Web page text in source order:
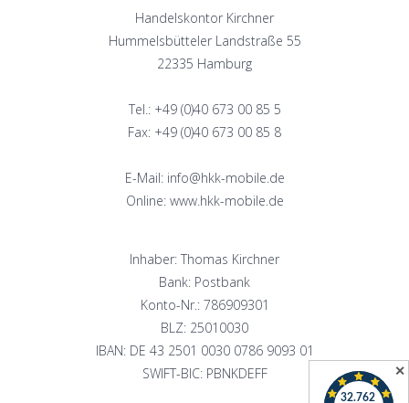
Handelskontor Kirchner
Hummelsbütteler Landstraße 55
22335 Hamburg
Tel.: +49 (0)40 673 00 85 5
Fax: +49 (0)40 673 00 85 8
E-Mail: info@hkk-mobile.de
Online: www.hkk-mobile.de
Inhaber: Thomas Kirchner
Bank: Postbank
Konto-Nr.: 786909301
BLZ: 25010030
IBAN: DE 43 2501 0030 0786 9093 01
SWIFT-BIC: PBNKDEFF
✕